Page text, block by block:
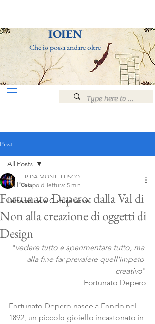
ΙOIEN
Che io possa andareoltre
Post
All Posts
Letterature e Culture visive
All Posts
Fortunato Depero: dalla Val di
Non alla creazione di oggetti di
Design
FRIDA MONTEFUSCO
Tempo di lettura: 5 min
" vedere tutto e sperimentare tutto, ma
alla fine far prevalere quell'impeto
creativo"
Fortunato Depero
Fortunato Depero nasce a Fondo nel
1892, un piccolo gioiello incastonato in